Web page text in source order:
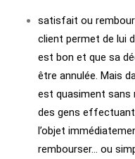
satisfait ou
client permet de lui
est bon et que sa
être annulée. Mais
est quasiment sans
des gens
l’objet
rembourser… ou